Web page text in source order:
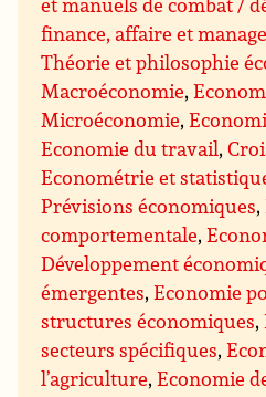
finance, affaire et
Théorie et philosophie
Macroéconomie,
Microéconomie,
Economie du travail,
Econométrie et
Prévisions économiques,
comportementale,
Développement
émergentes,Economie
structures économiques,
secteurs spécifiques,
l’agriculture,Economie